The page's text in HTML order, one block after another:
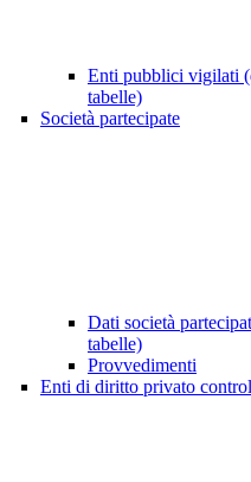
Enti pubblici vigilati
tabelle)
Società partecipate
Dati società
tabelle)
Provvedimenti
Enti di diritto privato